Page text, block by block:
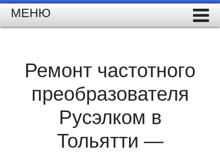
МЕНЮ
Ремонт частотного
преобразователя
Русэлком в
Тольятти —